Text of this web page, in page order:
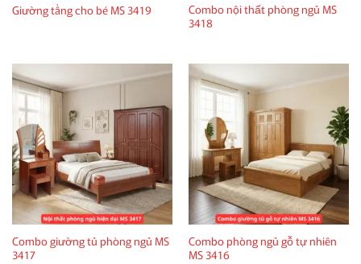
Giường tầng cho bé MS 3419
Combo nội thất phòng ngủ MS
3418
Combo giường tủ phòng ngủ MS
3417
Combo phòng ngủ gỗ tự nhiên
MS 3416